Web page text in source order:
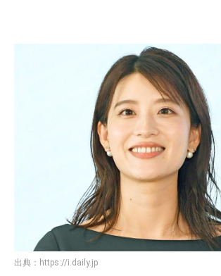
出典： https://i.daily.jp